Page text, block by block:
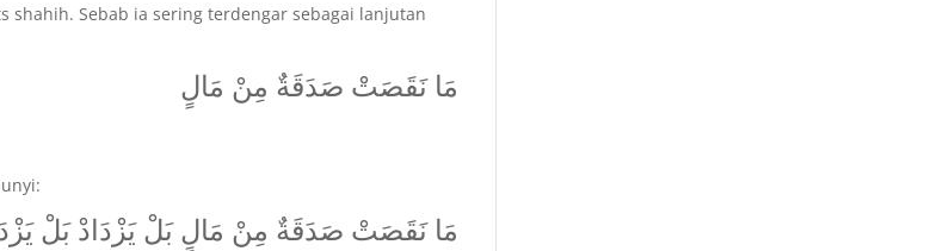
shahih. Sebab ia sering terdengar sebagai lanjutan
مَا نَقَصَتْ صَدَقَةٌ مِنْ مَالٍ
مَا نَقَصَتْ صَدَقَةٌ مِنْ مَالٍ بَلْ يَزْدَادْ بَلْ